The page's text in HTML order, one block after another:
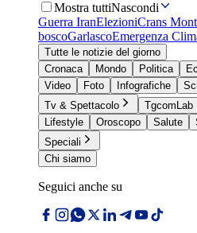
Mostra tuttiNascondi
Guerra IranElezioniCrans
boscoGarlascoEmergenza
Tutte le notizie del giorno
Cronaca
Mondo Politica
Video
Foto Infografiche
Tv & Spettacolo
TgcomLab
Lifestyle
Oroscopo Salute
Speciali
Chi siamo
Seguici anche su